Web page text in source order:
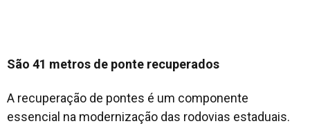
São 41 metros de ponte recuperados
A recuperação de pontes é um componente
essencial na modernização das rodovias estaduais.